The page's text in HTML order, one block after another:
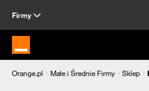
Firmy
Strona główna Orange.pl
Orange.pl Małe i Średnie Firmy Sklep